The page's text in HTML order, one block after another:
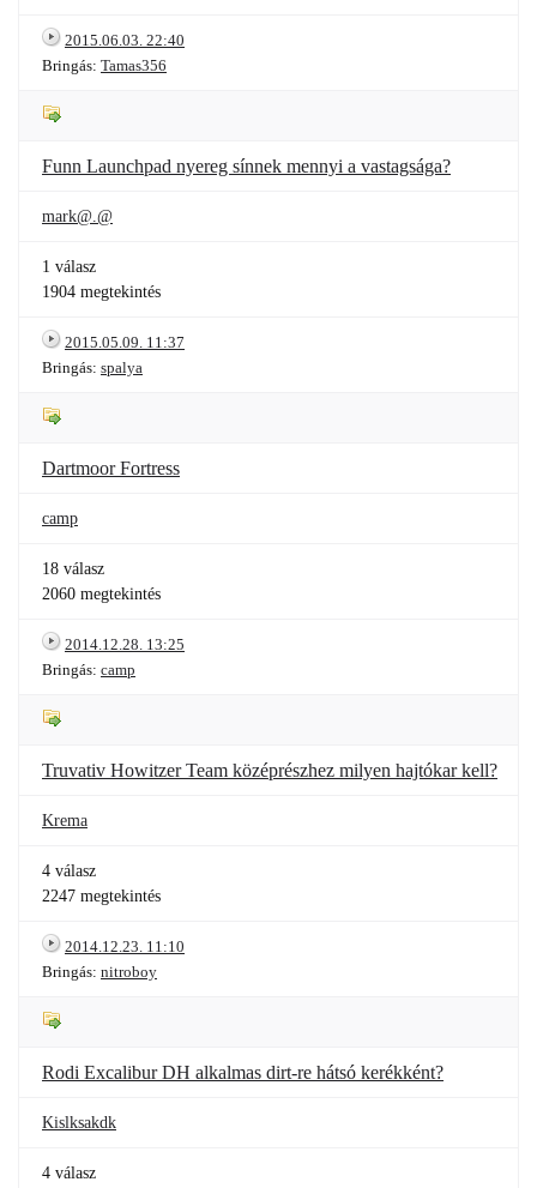
2015.06.03. 22:40
Bringás: Tamas356
Funn Launchpad nyereg sínnek mennyi a vastagsága?
mark@.@
1 válasz
1904 megtekintés
2015.05.09. 11:37
Bringás: spalya
Dartmoor Fortress
camp
18 válasz
2060 megtekintés
2014.12.28. 13:25
Bringás: camp
Truvativ Howitzer Team középrészhez milyen hajtókar kell?
Krema
4 válasz
2247 megtekintés
2014.12.23. 11:10
Bringás: nitroboy
Rodi Excalibur DH alkalmas dirt-re hátsó kerékként?
Kislksakdk
4 válasz